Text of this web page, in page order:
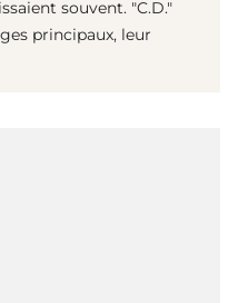
souvent. "C.D."
principaux, leur